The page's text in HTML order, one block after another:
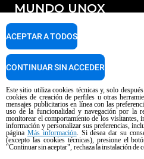
Todos los accesorios
Detergentes para lavado automático
Detergentes para lavado manual
Tratamiento de agua con filtros de resina
MUNDO UNOX
Nuestras sedes en el mundo
SOPORTE
Garantía Unox
Centros de servicio técnico
Copyright 2026 UNOX SpA Todos los
n ° 04230750285 - REA Padova
CF 04230750285 - IT WEEE
Aviso sobre el contenido generado por IA
Este sitio utiliza cookies técnicas y, solo
cookies de creación de perfiles u otras
mensajes publicitarios en línea con las
uso de la funcionalidad y navegación por la
monitorear el comportamiento de los visitantes,
información y personalizar sus preferencias,
página Más información. Si desea dar su
(excepto las cookies técnicas), presione el
"Continuar sin aceptar", rechaza la instalación de
ACEPTAR A TODOS
CONTINUAR SIN ACCEDER